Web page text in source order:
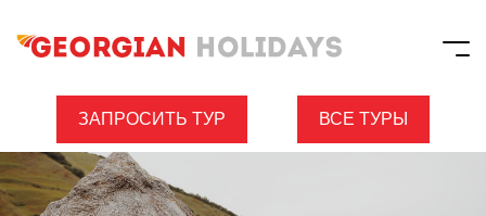
ЗАПРОСИТЬ ТУР ВСЕ ТУРЫ